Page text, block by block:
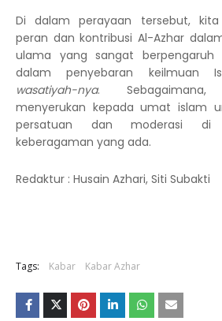
Di dalam perayaan tersebut,
peran dan kontribusi Al-Azhar
ulama yang sangat berpengaruh
dalam penyebaran keilmuan
wasatiyah-nya.
menyerukan kepada umat islam
persatuan dan moderasi di
keberagaman yang ada.
Redaktur : Husain Azhari, Siti Subakti
Tags: Kabar Kabar Azhar